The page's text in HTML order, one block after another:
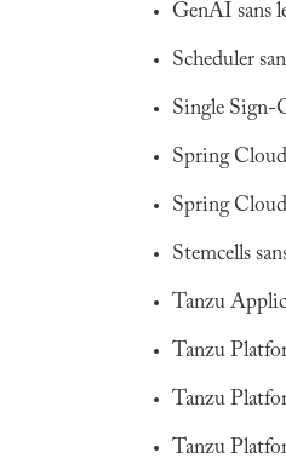
GenAI sans
Scheduler
Single Sign-
Spring
Spring
Stemcells
Tanzu
Tanzu
Tanzu
Tanzu